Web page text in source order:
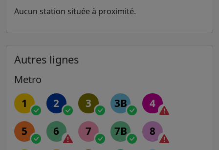
Aucun station située à proximité.
Autres lignes
Metro
1 2 3 3B 4
5 6 7 7B 8